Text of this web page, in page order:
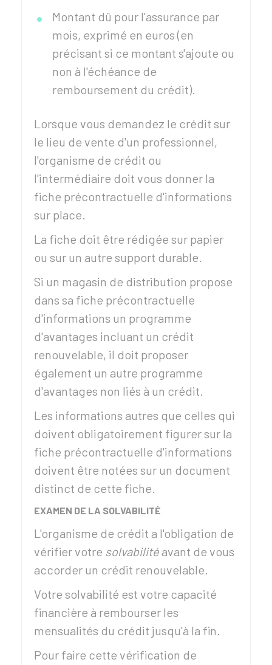
Montant dû pour l'assurance par
mois, exprimé en euros (en
précisant si ce montant s'ajoute ou
non à l'échéance de
remboursement du crédit).
Lorsque vous demandez le crédit sur
le lieu de vente d'un professionnel,
l'organisme de crédit ou
l'intermédiaire doit vous donner la
fiche précontractuelle d'informations
sur place.
La fiche doit être rédigée sur papier
ou sur un autre support durable.
Si un magasin de distribution propose
dans sa fiche précontractuelle
d'informations un programme
d'avantages incluant un crédit
renouvelable, il doit proposer
également un autre programme
d'avantages non liés à un crédit.
Les informations autres que celles qui
doivent obligatoirement figurer sur la
fiche précontractuelle d'informations
doivent être notées sur un document
distinct de cette fiche.
EXAMEN DE LA SOLVABILITÉ
L'organisme de crédit a l'obligation de
vérifier votre solvabilitéavant de vous
accorder un crédit renouvelable.
Votre solvabilité est votre capacité
financière à rembourser les
mensualités du crédit jusqu'à la fin.
Pour faire cette vérification de